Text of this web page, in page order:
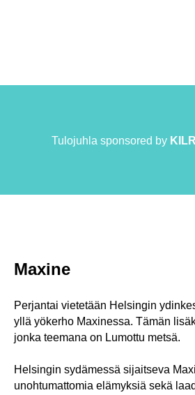
Tulojuhla sponsored by
Maxine
Perjantai vietetään Helsingin
yllä yökerho Maxinessa. Tämän
jonka teemana on Lumottu metsä.
Helsingin sydämessä sijaitseva
unohtumattomia elämyksiä sekä